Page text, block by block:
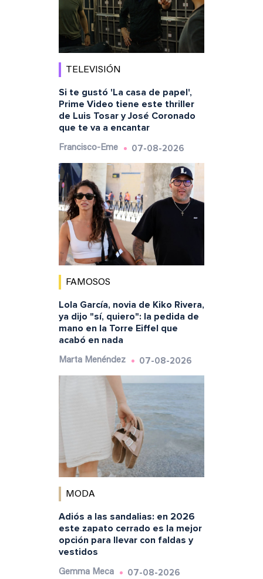
TELEVISIÓN
Si te gustó 'La casa de papel',
Prime Video tiene este thriller
de Luis Tosar y José Coronado
que te va a encantar
Francisco-Eme 07-08-2026
FAMOSOS
Lola García, novia de Kiko Rivera,
ya dijo "sí, quiero": la pedida de
mano en la Torre Eiffel que
acabó en nada
Marta Menéndez 07-08-2026
MODA
Adiós a las sandalias: en 2026
este zapato cerrado es la mejor
opción para llevar con faldas y
vestidos
Gemma Meca 07-08-2026